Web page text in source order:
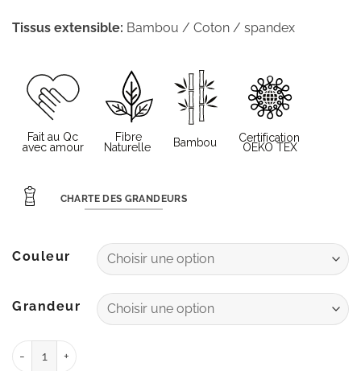
Tissus extensible: Bambou / Coton / spandex
CHARTE DES GRANDEURS
Couleur
Grandeur